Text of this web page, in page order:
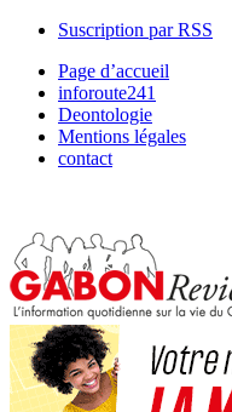
Suscription par RSS
Page d’accueil
inforoute241
Deontologie
Mentions légales
contact